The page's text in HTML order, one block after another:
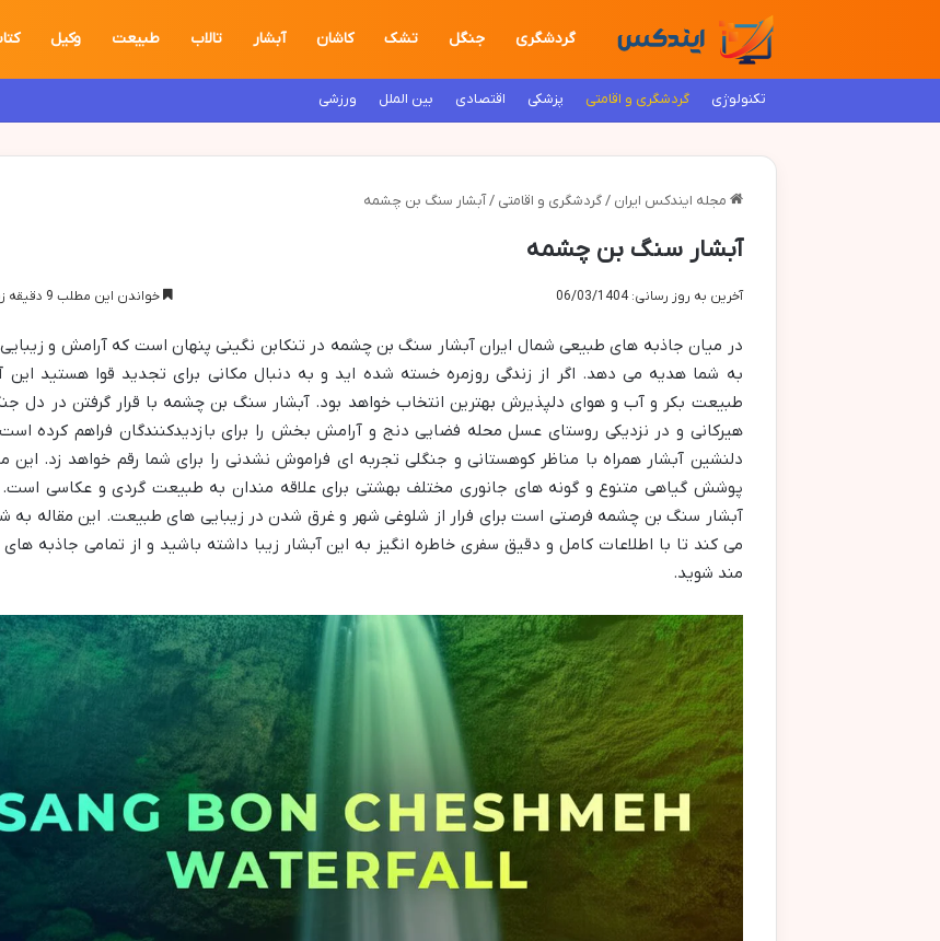
گردشگری جنگل تشک کاشان آبشار تالاب طبیعت وکیل
تکنولوژی گردشگری و اقامتی پزشکی اقتصادی بین الملل ورزشی
مجله ایندکس ایران / گردشگری و اقامتی / آبشار سنگ بن چشمه
آبشار سنگ بن چشمه
آخرین به روز رسانی: 06/03/1404 خواندن این مطلب 9 دقیقه زمان میبرد
در میان جاذبه های طبیعی شمال ایران آبشار سنگ بن چشمه در تنکابن نگینی پنهان است که آرامش و زیبایی
به شما هدیه می دهد. اگر از زندگی روزمره خسته شده اید و به دنبال مکانی برای تجدید قوا هستید این
طبیعت بکر و آب و هوای دلپذیرش بهترین انتخاب خواهد بود. آبشار سنگ بن چشمه با قرار گرفتن در دل
هیرکانی و در نزدیکی روستای عسل محله فضایی دنج و آرامش بخش را برای بازدیدکنندگان فراهم کرده
دلنشین آبشار همراه با مناظر کوهستانی و جنگلی تجربه ای فراموش نشدنی را برای شما رقم خواهد زد. این
پوشش گیاهی متنوع و گونه های جانوری مختلف بهشتی برای علاقه مندان به طبیعت گردی و عکاسی
آبشار سنگ بن چشمه فرصتی است برای فرار از شلوغی شهر و غرق شدن در زیبایی های طبیعت. این مقاله به
می کند تا با اطلاعات کامل و دقیق سفری خاطره انگیز به این آبشار زیبا داشته باشید و از تمامی جاذبه های
مند شوید.